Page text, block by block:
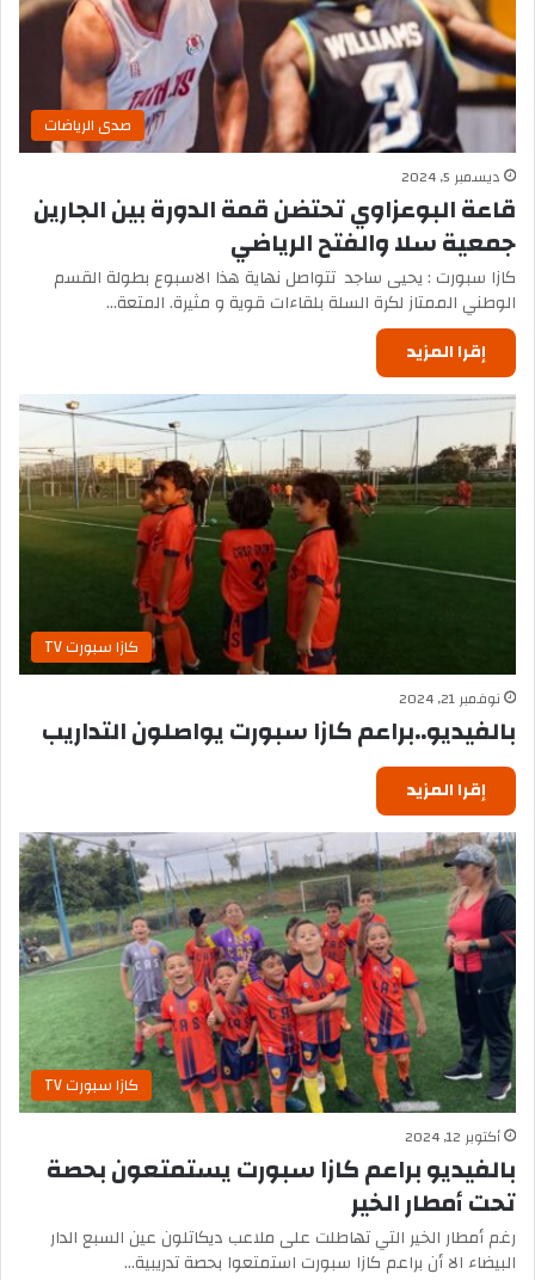
صدى الرياضات
ديسمبر 5, 2024
قاعة البوعزاوي تحتضن قمة الدورة بين الجارين
جمعية سلا والفتح الرياضي
كازا سبورت : يحيى ساجد تتواصل نهاية هذا الاسبوع بطولة القسم
الوطني الممتاز لكرة السلة بلقاءات قوية و مثيرة. المتعة…
إقرا المزيد
كازا سبورت TV
نوفمبر 21, 2024
بالفيديو..براعم كازا سبورت يواصلون التداريب
إقرا المزيد
كازا سبورت TV
أكتوبر 12, 2024
بالفيديو براعم كازا سبورت يستمتعون بحصة
تحت أمطار الخير
رغم أمطار الخير التي تهاطلت على ملاعب ديكاتلون عين السبع الدار
البيضاء الا أن براعم كازا سبورت استمتعوا بحصة تدريبية…